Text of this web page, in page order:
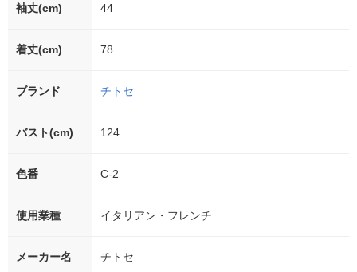
袖丈(cm) 44
着丈(cm) 78
ブランド チトセ
バスト(cm) 124
色番 C-2
使用業種 イタリアン・フレンチ
メーカー名 チトセ